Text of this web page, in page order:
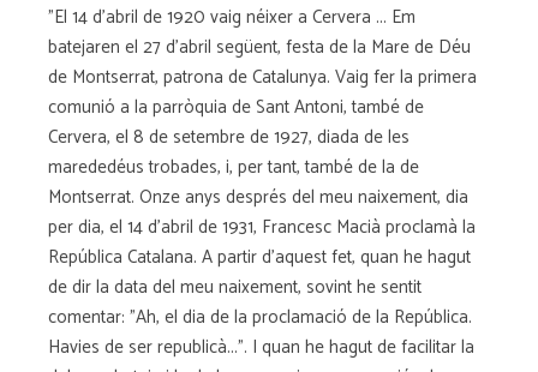
"El 14 d'abril de 1920 vaig néixer a Cervera ... Em
batejaren el 27 d'abril següent, festa de la Mare de Déu
de Montserrat, patrona de Catalunya. Vaig fer la primera
comunió a la parròquia de Sant Antoni, també de
Cervera, el 8 de setembre de 1927, diada de les
marededéus trobades, i, per tant, també de la de
Montserrat. Onze anys després del meu naixement, dia
per dia, el 14 d'abril de 1931, Francesc Macià proclamà la
República Catalana. A partir d'aquest fet, quan he hagut
de dir la data del meu naixement, sovint he sentit
comentar: "Ah, el dia de la proclamació de la República.
Havies de ser republicà...". I quan he hagut de facilitar la